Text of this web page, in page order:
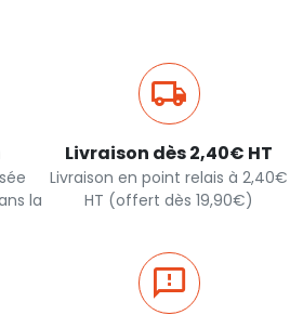
la
Livraison dès 2,40€ HT
Livraison en point relais à 2,40€
HT (offert dès 19,90€)